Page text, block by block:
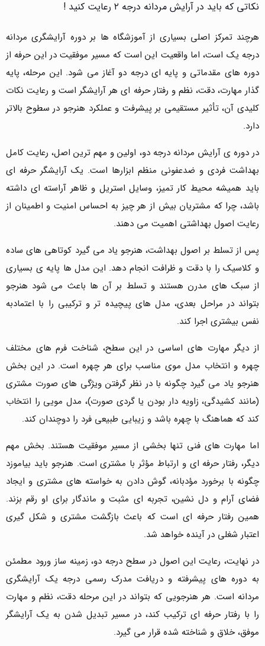
نکاتی که باید در آرایش مردانه درجه ۲ رعایت کنید !
هرچند تمرکز اصلی بسیاری از آموزشگاه ها بر دوره آرایشگری مردانه
درجه یک است، اما واقعیت این است که مسیر موفقیت در این حرفه از
دوره های مقدماتی و پایه ای درجه دو آغاز می شود. این مرحله، پایه
گذار مهارت، دقت، نظم و رفتار حرفه ای هر آرایشگر است و رعایت نکات
کلیدی آن، تأثیر مستقیمی بر پیشرفت و عملکرد هنرجو در سطوح بالاتر
دارد.
در دوره ی آرایش مردانه درجه دو، اولین و مهم ترین اصل، رعایت کامل
بهداشت فردی و ضدعفونی منظم ابزارها است. یک آرایشگر حرفه ای
باید همیشه محیط کار تمیز، وسایل استریل و ظاهر آراسته ای داشته
باشد، چرا که مشتریان بیش از هر چیز به احساس امنیت و اطمینان از
رعایت اصول بهداشتی اهمیت می دهند.
پس از تسلط بر اصول بهداشت، هنرجو یاد می گیرد کوتاهی های ساده
و کلاسیک را با دقت و ظرافت انجام دهد. این مدل ها پایه ی بسیاری
از سبک های مدرن هستند و تسلط بر آن ها باعث می شود هنرجو
بتواند در مراحل بعدی، مدل های پیچیده تر و ترکیبی را با اعتمادبه
نفس بیشتری اجرا کند.
از دیگر مهارت های اساسی در این سطح، شناخت فرم های مختلف
چهره و انتخاب مدل موی مناسب برای هر چهره است. در این بخش
هنرجو یاد می گیرد چگونه با در نظر گرفتن ویژگی های صورت مشتری
(مانند کشیدگی، زاویه دار بودن یا گردی صورت)، مدل مویی را انتخاب
کند که هماهنگ با چهره باشد و زیبایی طبیعی فرد را دوچندان کند.
اما مهارت های فنی تنها بخشی از مسیر موفقیت هستند. بخش مهم
دیگر، رفتار حرفه ای و ارتباط مؤثر با مشتری است. هنرجو باید بیاموزد
چگونه با برخورد مؤدبانه، گوش دادن به خواسته های مشتری و ایجاد
فضای آرام و دل نشین، تجربه ای مثبت و ماندگار برای او رقم بزند.
همین رفتار حرفه ای است که باعث بازگشت مشتری و شکل گیری
اعتبار شغلی در آینده خواهد شد.
در نهایت، رعایت این اصول در سطح درجه دو، زمینه ساز ورود مطمئن
به دوره های پیشرفته و دریافت مدرک رسمی درجه یک آرایشگری
مردانه است. هر هنرجویی که بتواند در این مرحله دقت، نظم و مهارت
را با رفتار حرفه ای ترکیب کند، در مسیر تبدیل شدن به یک آرایشگر
موفق، خلاق و شناخته شده قرار می گیرد.